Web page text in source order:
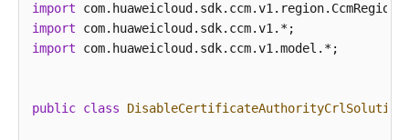
产
品
术
责
import
import
import com.huaweicloud.sdk.ccm.v1.model.*;
public class DisableCertificateAuthorityCrlSolution